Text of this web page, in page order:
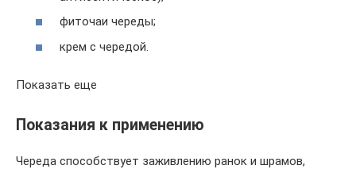
фиточаи череды;
крем с чередой.
Показать еще
Показания к применению
Череда способствует заживлению ранок и шрамов,